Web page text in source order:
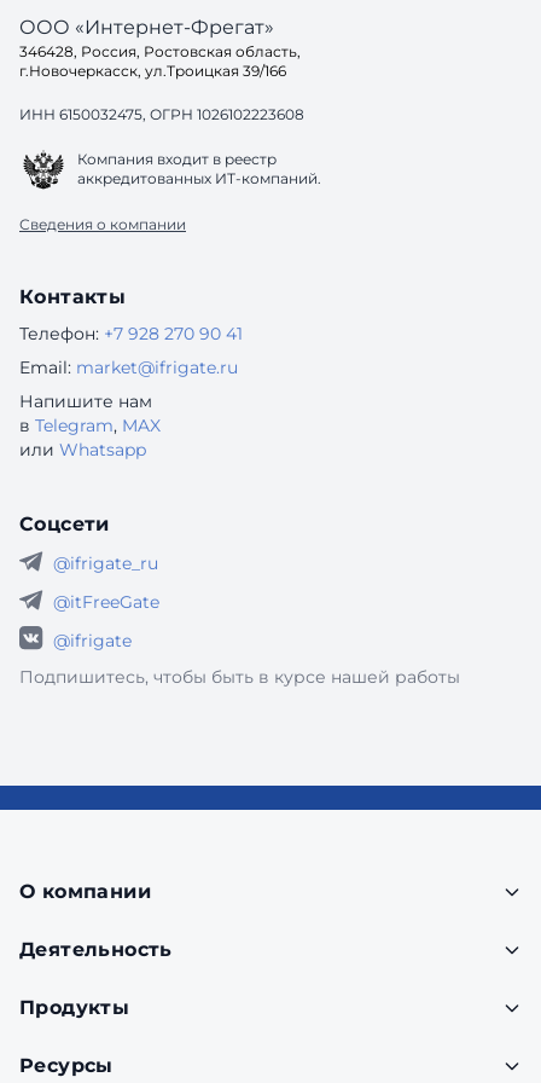
ООО «Интернет-Фрегат»
346428, Россия, Ростовская область,
г.Новочеркасск, ул.Троицкая 39/166
ИНН 6150032475, ОГРН 1026102223608
Компания входит в реестр
аккредитованных ИТ-компаний.
Сведения о компании
Контакты
Телефон: +7 928 270 90 41
Email: market@ifrigate.ru
Напишите нам
в Telegram, MAX
или Whatsapp
Соцсети
@ifrigate_ru
@itFreeGate
@ifrigate
Подпишитесь, чтобы быть в курсе нашей работы
О компании
Деятельность
Продукты
Ресурсы